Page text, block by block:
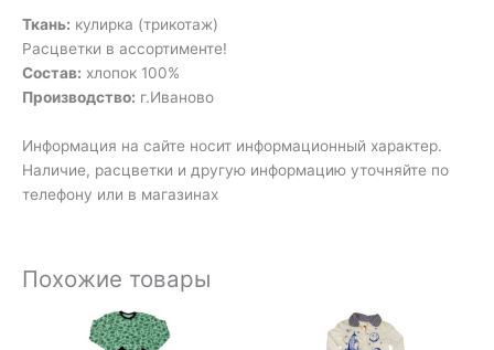
Ткань: кулирка (трикотаж)
Расцветки в ассортименте!
Состав: хлопок 100%
Производство: г.Иваново
Информация на сайте носит информационный характер.
Наличие, расцветки и другую информацию уточняйте по
телефону или в магазинах
Похожие товары